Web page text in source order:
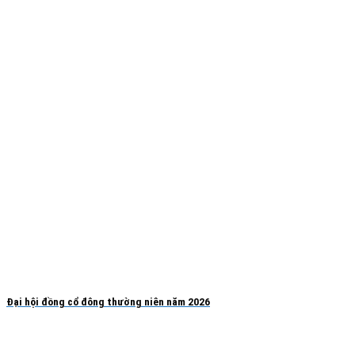
Đại hội đồng cổ đông thường niên năm 2026